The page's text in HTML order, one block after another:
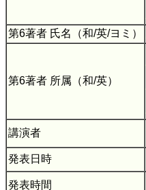
第6著者 氏名（和/英/ヨミ）
第6著者 所属（和/英）
講演者
発表日時
発表時間